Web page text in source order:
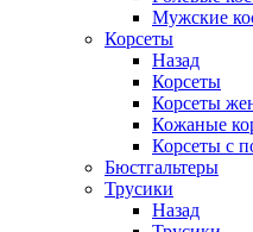
Мужские
Корсеты
Назад
Корсеты
Корсеты
Кожаные
Корсеты с
Бюстгальтеры
Трусики
Назад